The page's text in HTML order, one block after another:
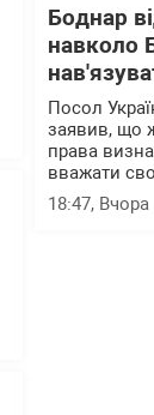
Боднар
навколо
Посол
заявив, що
права
вважати
18:47, Вчора